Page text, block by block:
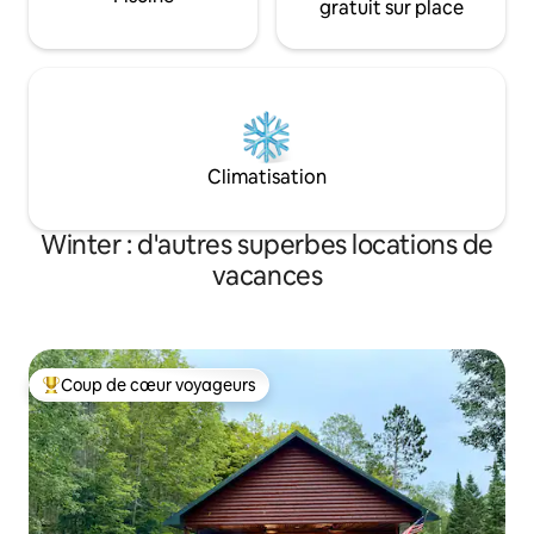
gratuit sur place
Climatisation
Winter : d'autres superbes locations de
vacances
Coups de cœur voyageurs les plus appréciés
Coup de cœur voyageurs